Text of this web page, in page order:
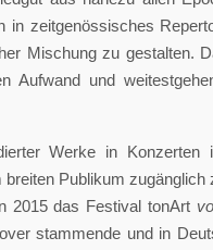
in zeitgenössisches
Mischung zu gestalten.
Aufwand und
Werke in
Publikum zugänglich
2015 das Festival tonArt
stammende und in